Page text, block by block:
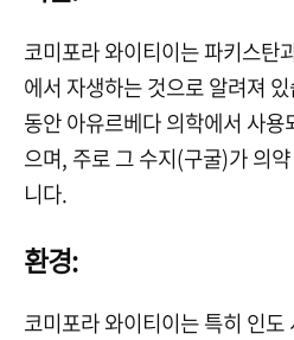
코미포라 와이티이는 파키스탄
에서 자생하는 것으로 알려져
동안 아유르베다 의학에서 사
으며, 주로 그 수지(구굴)가 의
니다.
환경:
코미포라 와이티이는 특히 인